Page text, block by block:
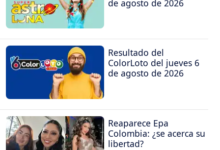
de agosto de 2026
Resultado del
ColorLoto del jueves 6
de agosto de 2026
Reaparece Epa
Colombia: ¿se acerca su
libertad?